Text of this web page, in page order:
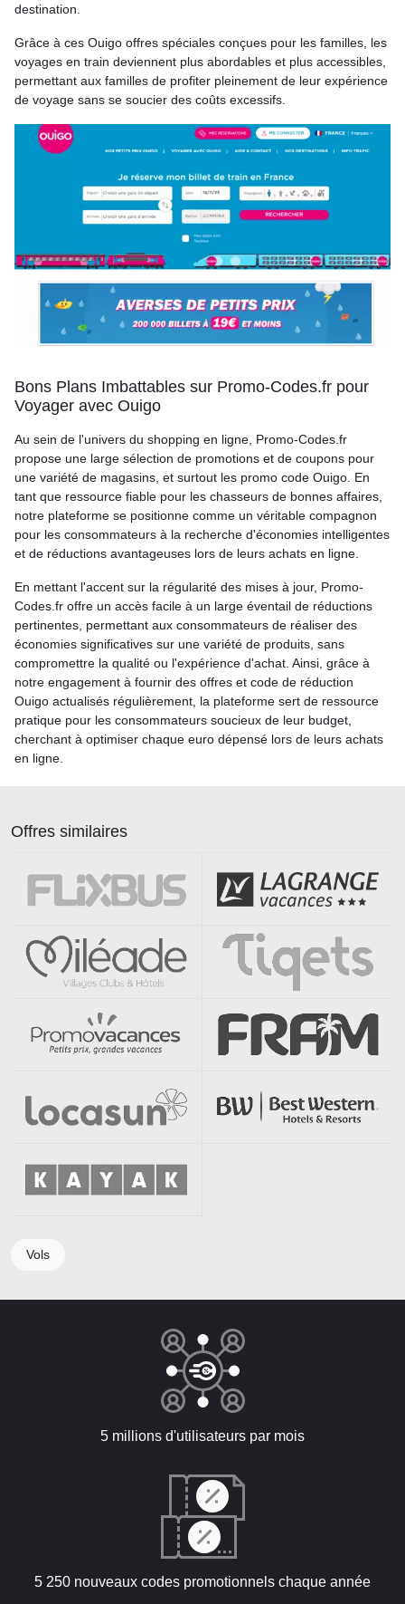
destination.
Grâce à ces Ouigo offres spéciales conçues pour les familles, les
voyages en train deviennent plus abordables et plus accessibles,
permettant aux familles de profiter pleinement de leur expérience
de voyage sans se soucier des coûts excessifs.
Bons Plans Imbattables sur Promo-Codes.fr pour
Voyager avec Ouigo
Au sein de l'univers du shopping en ligne, Promo-Codes.fr
propose une large sélection de promotions et de coupons pour
une variété de magasins, et surtout les promo code Ouigo. En
tant que ressource fiable pour les chasseurs de bonnes affaires,
notre plateforme se positionne comme un véritable compagnon
pour les consommateurs à la recherche d'économies intelligentes
et de réductions avantageuses lors de leurs achats en ligne.
En mettant l'accent sur la régularité des mises à jour, Promo-
Codes.fr offre un accès facile à un large éventail de réductions
pertinentes, permettant aux consommateurs de réaliser des
économies significatives sur une variété de produits, sans
compromettre la qualité ou l'expérience d'achat. Ainsi, grâce à
notre engagement à fournir des offres et code de réduction
Ouigo actualisés régulièrement, la plateforme sert de ressource
pratique pour les consommateurs soucieux de leur budget,
cherchant à optimiser chaque euro dépensé lors de leurs achats
en ligne.
Offres similaires
Vols
5 millions d'utilisateurs par mois
5 250 nouveaux codes promotionnels chaque année